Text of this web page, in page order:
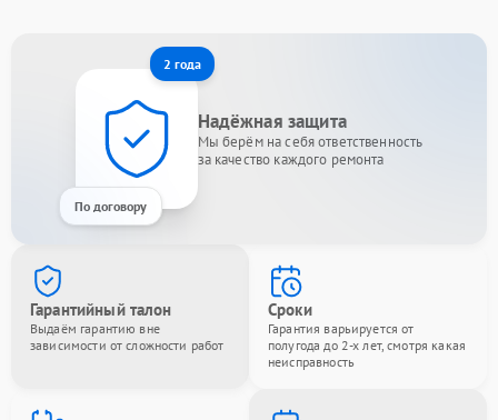
2 года
По договору
Надёжная защита
Мы берём на себя ответственность
за качество каждого ремонта
Гарантийный талон
Выдаём гарантию вне
зависимости от сложности работ
Сроки
Гарантия варьируется от
полугода до 2-х лет, смотря какая
неисправность